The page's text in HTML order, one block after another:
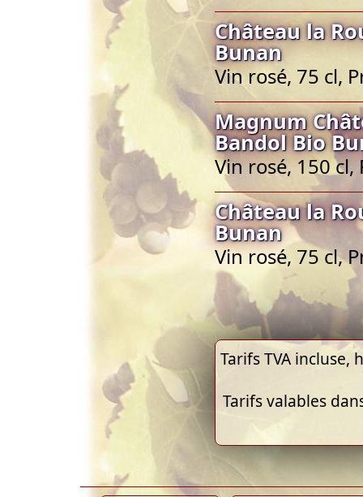
Château la
Bunan
Vin rosé, 75 cl,
Magnum
Bandol Bio
Vin rosé, 150 cl,
Château la
Bunan
Vin rosé, 75 cl,
Tarifs TVA
Tarifs valables